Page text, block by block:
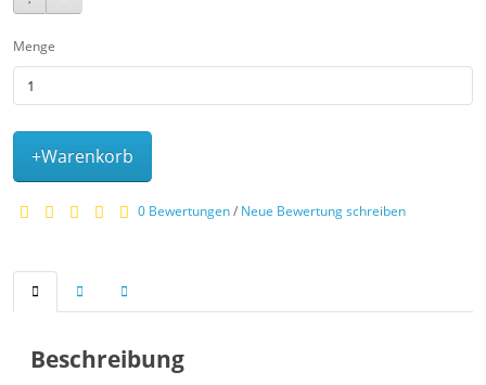
Menge
+Warenkorb
0 Bewertungen/ Neue Bewertung schreiben
Beschreibung